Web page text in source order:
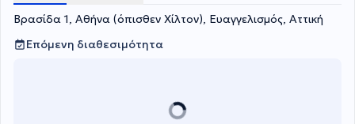
Βρασίδα 1, Αθήνα (όπισθεν Χίλτον), Ευαγγελισμός, Αττική
Επόμενη διαθεσιμότητα